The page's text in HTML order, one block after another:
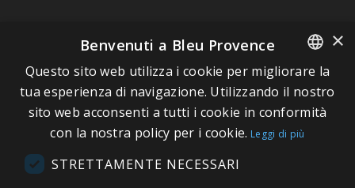
A proposito di Bleu Provence
Informazioni legali
Condizioni di vendita
Contatti
FRENCH
ITALIAN
GERMAN
×
Benvenuti a Bleu Provence
Questo sito web utilizza i cookie per migliorare la
tua esperienza di navigazione. Utilizzando il nostro
sito web acconsenti a tutti i cookie in conformità
con la nostra policy per i cookie. Leggi di più
STRETTAMENTE NECESSARI